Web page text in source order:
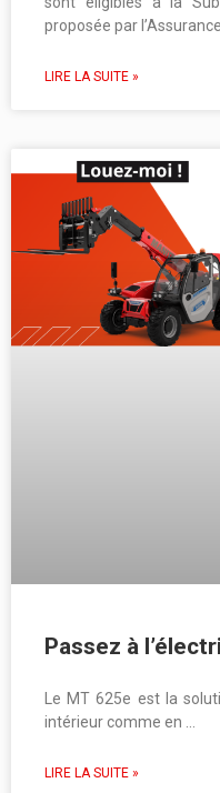
proposée par l’Assurance
LIRE LA SUITE »
Passez à
Le MT 625e est la
intérieur comme en …
LIRE LA SUITE »